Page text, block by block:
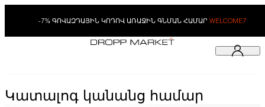
-7% ԳՈՎԱԶԴԱՅԻՆ ԿՈԴՈՎ ԱՌԱՋԻՆ ԳՆՄԱՆ ՀԱՄԱՐ WELCOME7
Կատալոգ կանանց համար